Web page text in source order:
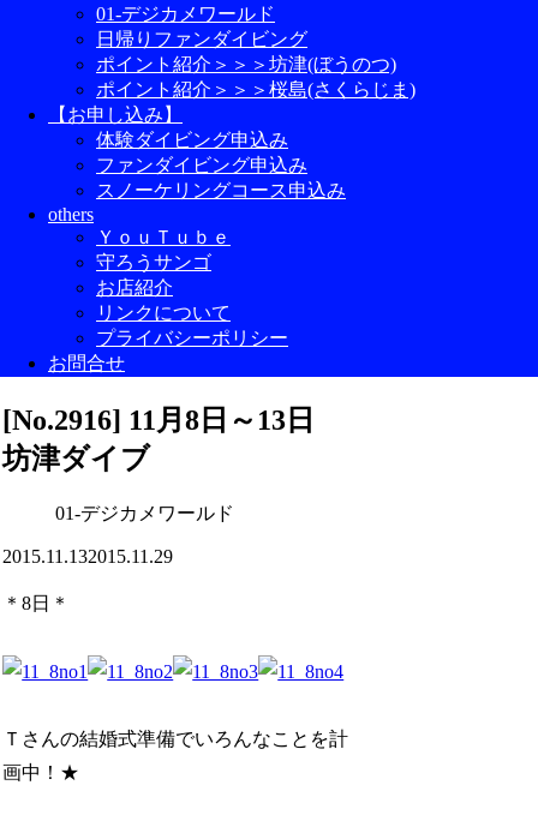
01-デジカメワールド
日帰りファンダイビング
ポイント紹介＞＞＞坊津(ぼうのつ)
ポイント紹介＞＞＞桜島(さくらじま)
【お申し込み】
体験ダイビング申込み
ファンダイビング申込み
スノーケリングコース申込み
others
ＹｏｕＴｕｂｅ
守ろうサンゴ
お店紹介
リンクについて
プライバシーポリシー
お問合せ
[No.2916] 11月8日～13日
坊津ダイブ
01-デジカメワールド
2015.11.132015.11.29
＊8日＊
Ｔさんの結婚式準備でいろんなことを計
画中！★